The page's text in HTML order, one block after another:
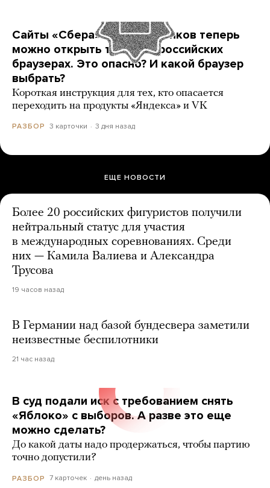
Сайты «Сбера» и других банков теперь
можно открыть только в российских
браузерах. Это опасно? И какой браузер
выбрать?
Короткая инструкция для тех, кто опасается
переходить на продукты «Яндекса» и VK
РАЗБОР 3 карточки 3 дня назад
ЕЩЕ НОВОСТИ
Более 20 российских фигуристов получили
нейтральный статус для участия
в международных соревнованиях. Среди
них — Камила Валиева и Александра
Трусова
19 часов назад
В Германии над базой бундесвера заметили
неизвестные беспилотники
21 час назад
В суд подали иск с требованием снять
«Яблоко» с выборов. А разве это еще
можно сделать?
До какой даты надо продержаться, чтобы партию
точно допустили?
РАЗБОР 7 карточек день назад